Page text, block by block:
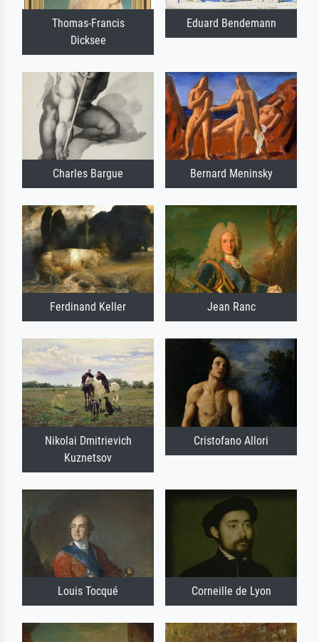
Thomas-Francis
Dicksee
Eduard Bendemann
Charles Bargue Bernard Meninsky
Ferdinand Keller Jean Ranc
Nikolai Dmitrievich
Kuznetsov
Cristofano Allori
Louis Tocqué Corneille de Lyon